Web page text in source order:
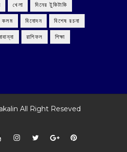
খেলা দিনের টুকিটাকি
কলম বিনোদন বিশেষ রচনা
রাশিফল শিক্ষা
All Right Reseved